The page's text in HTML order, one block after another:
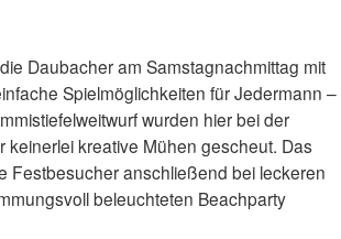
Daubacher am Samstagnachmittag mit
Spielmöglichkeiten für Jedermann –
wurden hier bei der
kreative Mühen gescheut. Das
Festbesucher anschließend bei leckeren
beleuchteten Beachparty